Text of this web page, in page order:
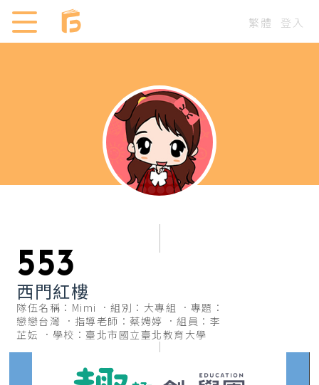
繁體 登入
553
西門紅樓
隊伍名稱：Mimi 組別：大專組
專題：
戀戀台灣
指導老師：蔡娉婷
組員：李
芷妘
學校：臺北市國立臺北教育大學